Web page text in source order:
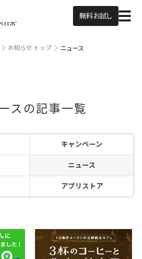
無料お試し
お知らせ トップ ニュース
スの記事一覧
キャンペーン
ニュース
アプリストア